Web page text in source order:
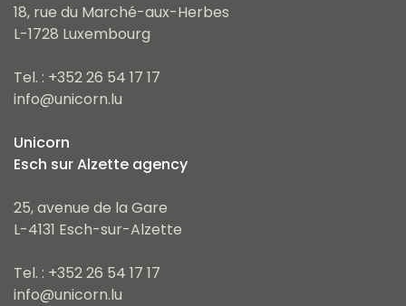
18, rue du Marché-aux-Herbes
L-1728 Luxembourg
Tel. : +352 26 54 17 17
info@unicorn.lu
Unicorn
Esch sur Alzette agency
25, avenue de la Gare
L-4131 Esch-sur-Alzette
Tel. : +352 26 54 17 17
info@unicorn.lu